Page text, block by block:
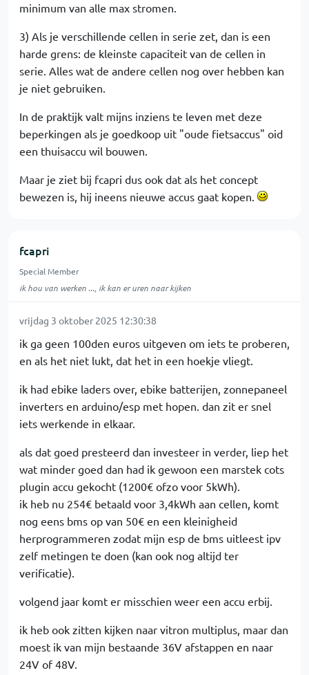
minimum van alle max stromen.
3) Als je verschillende cellen in serie zet, dan is een
harde grens: de kleinste capaciteit van de cellen in
serie. Alles wat de andere cellen nog over hebben kan
je niet gebruiken.
In de praktijk valt mijns inziens te leven met deze
beperkingen als je goedkoop uit "oude fietsaccus" oid
een thuisaccu wil bouwen.
Maar je ziet bij fcapri dus ook dat als het concept
bewezen is, hij ineens nieuwe accus gaat kopen.
fcapri
Special Member
ik hou van werken ..., ik kan er uren naar kijken
vrijdag 3 oktober 2025 12:30:38
ik ga geen 100den euros uitgeven om iets te proberen,
en als het niet lukt, dat het in een hoekje vliegt.
ik had ebike laders over, ebike batterijen, zonnepaneel
inverters en arduino/esp met hopen. dan zit er snel
iets werkende in elkaar.
als dat goed presteerd dan investeer in verder, liep het
wat minder goed dan had ik gewoon een marstek cots
plugin accu gekocht (1200€ ofzo voor 5kWh).
ik heb nu 254€ betaald voor 3,4kWh aan cellen, komt
nog eens bms op van 50€ en een kleinigheid
herprogrammeren zodat mijn esp de bms uitleest ipv
zelf metingen te doen (kan ook nog altijd ter
verificatie).
volgend jaar komt er misschien weer een accu erbij.
ik heb ook zitten kijken naar vitron multiplus, maar dan
moest ik van mijn bestaande 36V afstappen en naar
24V of 48V.